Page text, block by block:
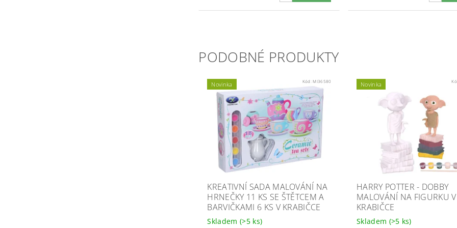
PODOBNÉ PRODUKTY
Novinka Kód:MI36580
KREATIVNÍ SADA MALOVÁNÍ NA
HRNEČKY 11 KS SE ŠTĚTCEM A
BARVIČKAMI 6 KS V KRABIČCE
Skladem (>5 ks)
Novinka
HARRY POTTER - DOBBY
MALOVÁNÍ NA FIGURKU V
KRABIČCE
Skladem (>5 ks)